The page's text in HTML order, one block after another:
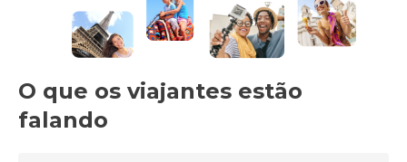
O que os viajantes estão
falando